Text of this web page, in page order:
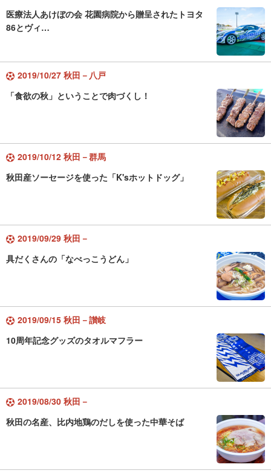
医療法人あけぼの会 花園病院から贈呈されたトヨタ
86とヴィ…
2019/10/27 秋田－八戸
「食欲の秋」ということで肉づくし！
2019/10/12 秋田－群馬
秋田産ソーセージを使った「K'sホットドッグ」
2019/09/29 秋田－
具だくさんの「なべっこうどん」
2019/09/15 秋田－讃岐
10周年記念グッズのタオルマフラー
2019/08/30 秋田－
秋田の名産、比内地鶏のだしを使った中華そば